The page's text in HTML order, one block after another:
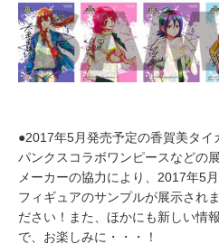
●2017年5月発売予定の香賀美タイ
パンクスコラボワンピースなどの
メーカーの協力により、2017年5
フィギュアのサンプルが展示され
ださい！また、ほかにも新しい情
で、お楽しみに・・・！